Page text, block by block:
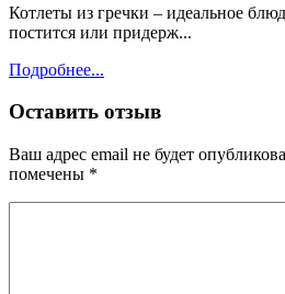
Котлеты из гречки – идеальное
постится или придерж...
Подробнее...
Оставить отзыв
Ваш адрес email не будет
помечены *